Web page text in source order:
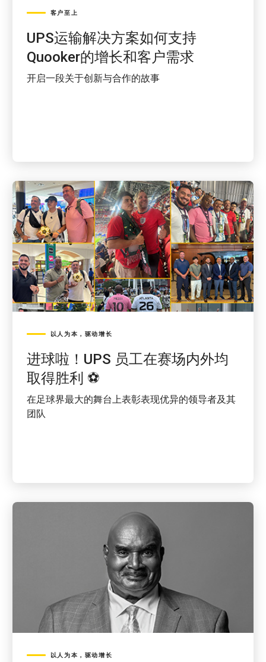
客户至上
UPS运输解决方案如何支持
Quooker的增长和客户需求
开启一段关于创新与合作的故事
以人为本，驱动增长
进球啦！UPS 员工在赛场内外均
取得胜利 ⚽
在足球界最大的舞台上表彰表现优异的领导者及其
团队
以人为本，驱动增长